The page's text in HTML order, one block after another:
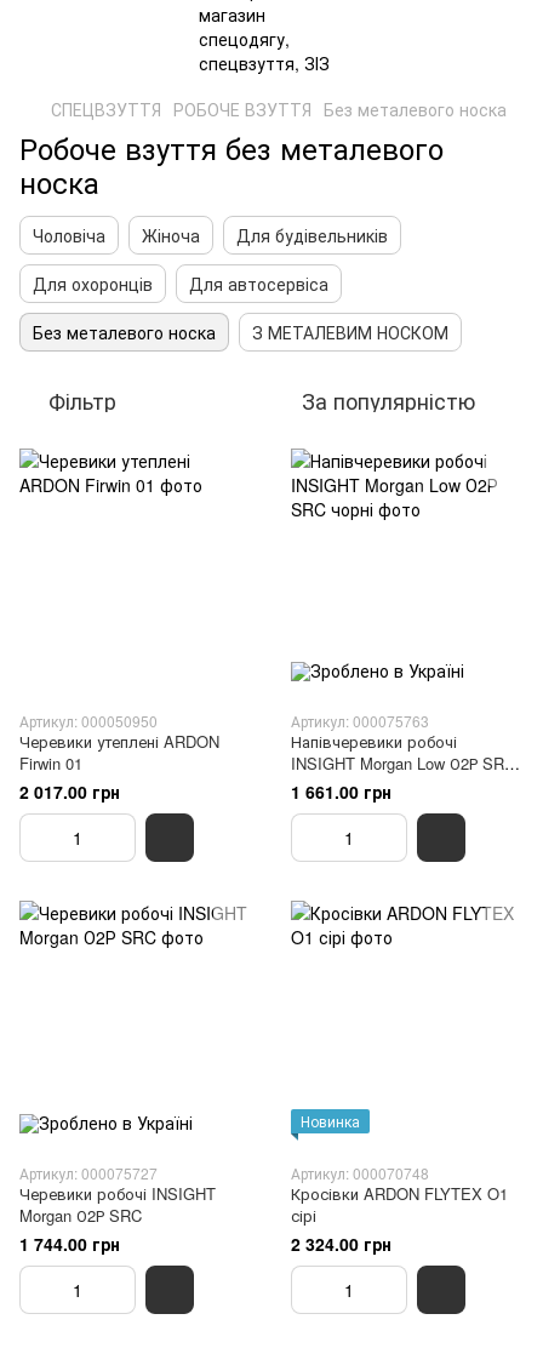
СПЕЦВЗУТТЯ РОБОЧЕ ВЗУТТЯ Без металевого носка
Робоче взуття без металевого
носка
Чоловіча Жіноча
Для будівельників
Для охоронців
Для автосервіса
Без металевого носка
З МЕТАЛЕВИМ НОСКОМ
Фільтр За популярністю
Артикул: 000050950
Черевики утеплені ARDON
Firwin 01
2 017.00 грн
Артикул: 000075763
Напівчеревики робочі
INSIGHT Morgan Low О2Р SRC
чорні
1 661.00 грн
Артикул: 000075727
Черевики робочі INSIGHT
Morgan О2Р SRC
1 744.00 грн
Новинка
Артикул: 000070748
Кросівки ARDON FLYTEX O1
сірі
2 324.00 грн